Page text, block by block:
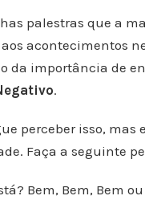
palestras que a
acontecimentos
da importância de
.
perceber isso,
Faça a seguinte
Bem, Bem, Bem